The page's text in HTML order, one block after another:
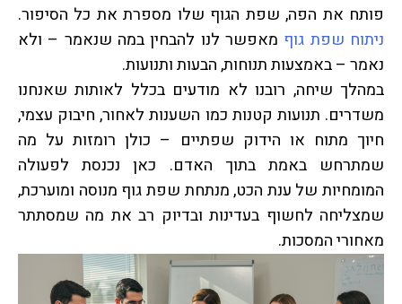
פותח את הפה, שפת הגוף שלו מספרת את כל הסיפור.
ניתוח שפת גוף מאפשר לנו להבחין במה שנאמר – ולא
נאמר – באמצעות תנוחות, הבעות ותנועות.
במהלך שיחה, רובנו לא מודעים בכלל לאותות שאנחנו
משדרים. תנועות קטנות כמו השענות לאחור, חיבוק עצמי,
חיוך מתוח או הידוק שפתיים – כולן רומזות על מה
שמתרחש באמת בתוך האדם. כאן נכנסת לפעולה
המומחיות של ענת הכט, מנתחת שפת גוף מנוסה ומוערכת,
שמצליחה לחשוף בעדינות ובדיוק רב את מה שמסתתר
מאחורי המסכות.